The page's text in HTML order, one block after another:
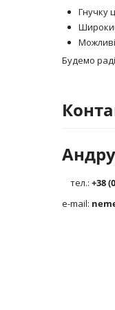
Гнучку
Будемо
тел.: +38
e-mail: